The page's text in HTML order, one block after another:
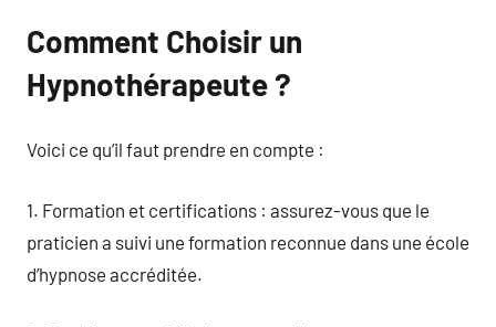
Comment Choisir un
Hypnothérapeute ?
Voici ce qu’il faut prendre en compte :
1. Formation et certifications : assurez-vous que le
praticien a suivi une formation reconnue dans une école
d’hypnose accréditée.